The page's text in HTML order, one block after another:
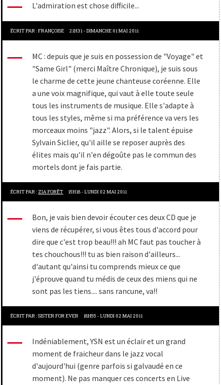
L'admiration est chose difficile...
ÉCRIT PAR :FRANÇOISE 21H31 -DIMANCHE 01 MAI 2011
MC : depuis que je suis en possession de "Voyage" et
"Same Girl" (merci Maître Chronique), je suis sous
le charme de cette jeune chanteuse coréenne. Elle
a une voix magnifique, qui vaut à elle toute seule
tous les instruments de musique. Elle s'adapte à
tous les styles, même si ma préférence va vers les
morceaux moins "jazz". Alors, si le talent épuise
Sylvain Siclier, qu'il aille se reposer auprès des
élites mais qu'il n'en dégoûte pas le commun des
mortels dont je fais partie.
ÉCRIT PAR : ZIA FORÊT 15H18-LUNDI 02 MAI 2011
Bon, je vais bien devoir écouter ces deux CD que je
viens de récupérer, si vous êtes tous d'accord pour
dire que c'est trop beau!!! ah MC faut pas toucher à
tes chouchous!!! tu as bien raison d'ailleurs...
d'autant qu'ainsi tu comprends mieux ce que
j'éprouve quand tu médis de ceux des miens qui ne
sont pas les tiens.... sans rancune, va!!
ÉCRIT PAR :SISTER FOR EVER 18H55 -LUNDI 02 MAI 2011
Indéniablement, YSN est un éclair et un grand
moment de fraicheur dans le jazz vocal
d'aujourd'hui (genre parfois si galvaudé en ce
moment). Ne pas manquer ces concerts en Live